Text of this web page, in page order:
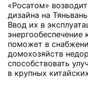
«Росатом»
дизайна на
Ввод их в
энергообеспечение
поможет в
домохозяйств
способствовать
в крупных